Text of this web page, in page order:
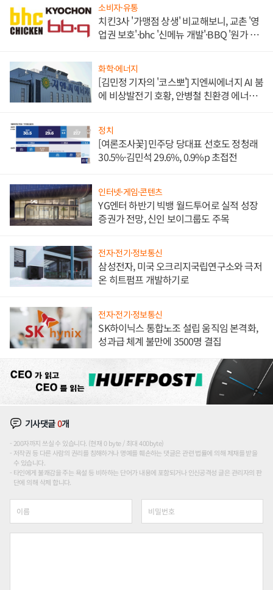
소비자·유통
치킨3사 '가맹점 상생' 비교해보니, 교촌 '영
업권 보호'·bhc '신메뉴 개발'·BBQ '원가 부
화학·에너지
[김민정 기자의 '코스뽀'] 지엔씨에너지 AI 붐
에 비상발전기 호황, 안병철 친환경 에너지
정치
[여론조사꽃] 민주당 당대표 선호도 정청래
30.5%·김민석 29.6%, 0.9%p 초접전
인터넷·게임·콘텐츠
YG엔터 하반기 빅뱅 월드투어로 실적 성장
증권가 전망, 신인 보이그룹도 주목
전자·전기·정보통신
삼성전자, 미국 오크리지국립연구소와 극저
온 히트펌프 개발하기로
전자·전기·정보통신
SK하이닉스 통합노조 설립 움직임 본격화,
성과급 체계 불만에 3500명 결집
기사댓글0개
200자까지 쓰실 수 있습니다. (현재 0 byte / 최대 400byte)
저작권 등 다른 사람의 권리를 침해하거나 명예를 훼손하는 댓글은 관련 법률에 의해 제재를 받을
수 있습니다.
타인에게 불쾌감을 주는 욕설 등 비하하는 단어가 내용에 포함되거나 인신공격성 글은 관리자의 판
단에 의해 삭제 합니다.